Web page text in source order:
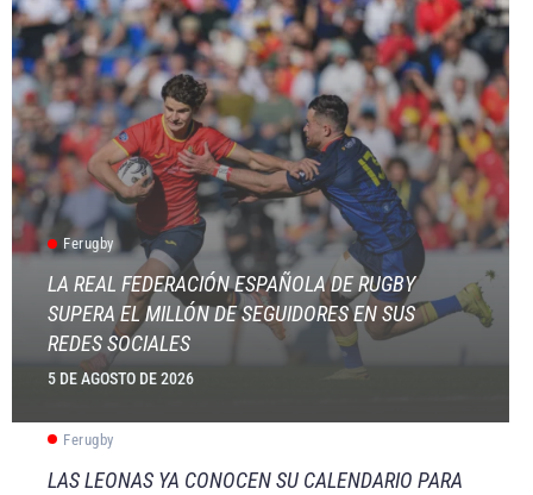
Ferugby
LA REAL FEDERACIÓN ESPAÑOLA DE RUGBY
SUPERA EL MILLÓN DE SEGUIDORES EN SUS
REDES SOCIALES
5 DE AGOSTO DE 2026
Ferugby
LAS LEONAS YA CONOCEN SU CALENDARIO PARA